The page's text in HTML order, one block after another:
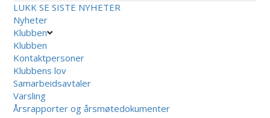
LUKK SE SISTE NYHETER
Nyheter
Klubben
Klubben
Kontaktpersoner
Klubbens lov
Samarbeidsavtaler
Varsling
Årsrapporter og årsmøtedokumenter